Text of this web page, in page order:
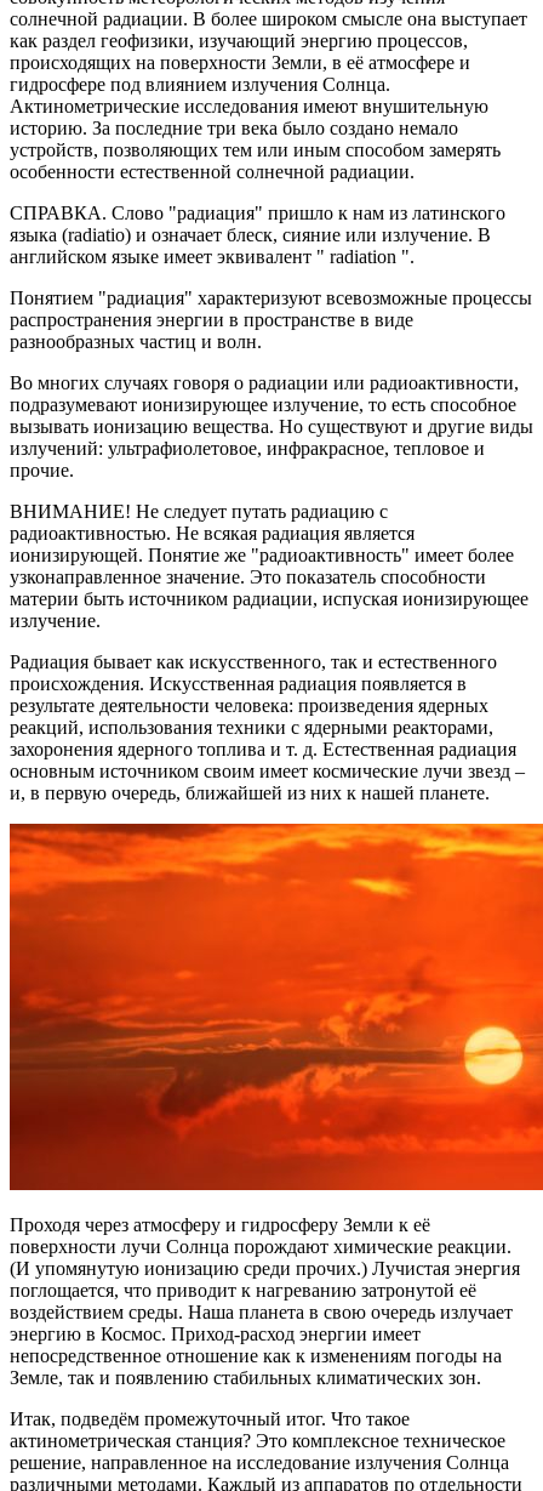
солнечной радиации. В более широком смысле она выступает
как раздел геофизики, изучающий энергию процессов,
происходящих на поверхности Земли, в её атмосфере и
гидросфере под влиянием излучения Солнца.
Актинометрические исследования имеют внушительную
историю. За последние три века было создано немало
устройств, позволяющих тем или иным способом замерять
особенности естественной солнечной радиации.
СПРАВКА. Слово "радиация" пришло к нам из латинского
языка (radiatio) и означает блеск, сияние или излучение. В
английском языке имеет эквивалент " radiation ".
Понятием "радиация" характеризуют всевозможные процессы
распространения энергии в пространстве в виде
разнообразных частиц и волн.
Во многих случаях говоря о радиации или радиоактивности,
подразумевают ионизирующее излучение, то есть способное
вызывать ионизацию вещества. Но существуют и другие виды
излучений: ультрафиолетовое, инфракрасное, тепловое и
прочие.
ВНИМАНИЕ! Не следует путать радиацию с
радиоактивностью. Не всякая радиация является
ионизирующей. Понятие же "радиоактивность" имеет более
узконаправленное значение. Это показатель способности
материи быть источником радиации, испуская ионизирующее
излучение.
Радиация бывает как искусственного, так и естественного
происхождения. Искусственная радиация появляется в
результате деятельности человека: произведения ядерных
реакций, использования техники с ядерными реакторами,
захоронения ядерного топлива и т. д. Естественная радиация
основным источником своим имеет космические лучи звезд –
и, в первую очередь, ближайшей из них к нашей планете.
Проходя через атмосферу и гидросферу Земли к её
поверхности лучи Солнца порождают химические реакции.
(И упомянутую ионизацию среди прочих.) Лучистая энергия
поглощается, что приводит к нагреванию затронутой её
воздействием среды. Наша планета в свою очередь излучает
энергию в Космос. Приход-расход энергии имеет
непосредственное отношение как к изменениям погоды на
Земле, так и появлению стабильных климатических зон.
Итак, подведём промежуточный итог. Что такое
актинометрическая станция? Это комплексное техническое
решение, направленное на исследование излучения Солнца
различными методами. Каждый из аппаратов по отдельности